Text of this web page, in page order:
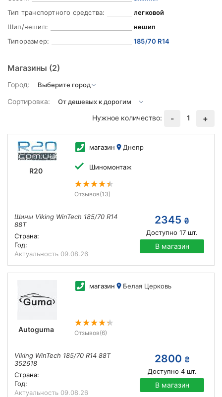
Тип транспортного средства:
легковой
Шип/нешип:
нешип
Типоразмер:
185/70 R14
Магазины (2)
Город:
Сортировка:
Нужное количество:
- 1 +
R20
магазин Днепр
Шиномонтаж
Отзывов(13)
Шины Viking WinTech 185/70 R14
88T
Страна:
Год:
Актуальность 09.08.26
2345 ₴
Доступно 17 шт.
В магазин
Autoguma
магазин Белая Церковь
Отзывов(6)
Viking WinTech 185/70 R14 88T
352618
Страна:
Год:
Актуальность 09.08.26
2800 ₴
Доступно 4шт.
В магазин